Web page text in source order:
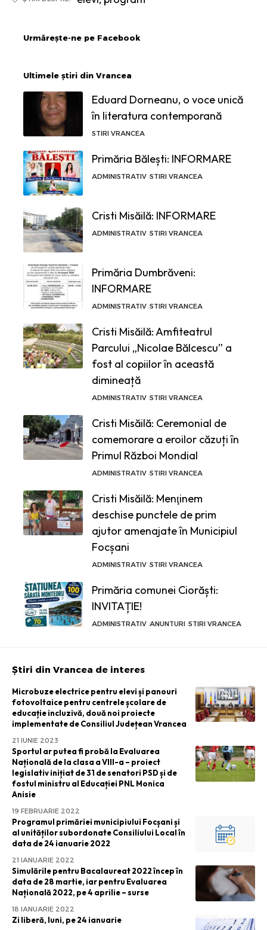
Urmărește-ne pe Facebook
Ultimele știri din Vrancea
Eduard Dorneanu, o voce unică
în literatura contemporană
STIRI VRANCEA
Primăria Bălești: INFORMARE
ADMINISTRATIV STIRI VRANCEA
Cristi Misăilă: INFORMARE
ADMINISTRATIV STIRI VRANCEA
Primăria Dumbrăveni:
INFORMARE
ADMINISTRATIV STIRI VRANCEA
Cristi Misăilă: Amfiteatrul
Parcului „Nicolae Bălcescu” a
fost al copiilor în această
dimineață
ADMINISTRATIV STIRI VRANCEA
Cristi Misăilă: Ceremonial de
comemorare a eroilor căzuți în
Primul Război Mondial
ADMINISTRATIV STIRI VRANCEA
Cristi Misăilă: Menţinem
deschise punctele de prim
ajutor amenajate în Municipiul
Focșani
ADMINISTRATIV STIRI VRANCEA
Primăria comunei Ciorăști:
INVITAȚIE!
ADMINISTRATIV ANUNTURI STIRI VRANCEA
Știri din Vrancea de interes
Microbuze electrice pentru elevi și panouri
fotovoltaice pentru centrele școlare de
educație incluzivă, două noi proiecte
implementate de Consiliul Județean Vrancea
21 IUNIE 2023
Sportul ar putea fi probă la Evaluarea
Națională de la clasa a VIII-a – proiect
legislativ inițiat de 31 de senatori PSD și de
fostul ministru al Educației PNL Monica
Anisie
19 FEBRUARIE 2022
Programul primăriei municipiului Focșani și
al unităților subordonate Consiliului Local în
data de 24 ianuarie 2022
21 IANUARIE 2022
Simulările pentru Bacalaureat 2022 încep în
data de 28 martie, iar pentru Evaluarea
Națională 2022, pe 4 aprilie – surse
18 IANUARIE 2022
Zi liberă, luni, pe 24 ianuarie